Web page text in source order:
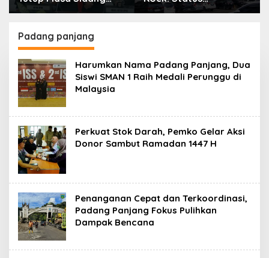
2025-2026 Dan Buka
2027, Wako Ramlan
Beri Apresiasi
Kepemilikan Aset
Nomor
2108/K/Pdt/2022
Padang panjang
Harumkan Nama Padang Panjang, Dua
Siswi SMAN 1 Raih Medali Perunggu di
Malaysia
Perkuat Stok Darah, Pemko Gelar Aksi
Donor Sambut Ramadan 1447 H
Penanganan Cepat dan Terkoordinasi,
Padang Panjang Fokus Pulihkan
Dampak Bencana